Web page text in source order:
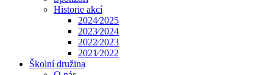
Historie akcí
2024⁄2025
2023⁄2024
2022⁄2023
2021⁄2022
Školní družina